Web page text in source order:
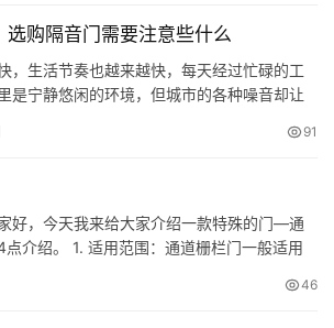
共空间交接的地带，如果房门隔音效果差，
选购隔音门需要注意些什么
，生活节奏也越来越快，每天经过忙碌的工
是宁静悠闲的环境，但城市的各种噪音却让
呢? 选购隔音效果较好的窗玻璃和窗框 过去
音也逐渐增多，因此在进行窗户装修的时
91
好，今天我来给大家介绍一款特殊的门—通
介绍。 1. 适用范围：通道栅栏门一般适用
量为准 表面为静电喷涂 3.安装方式：居中安
46